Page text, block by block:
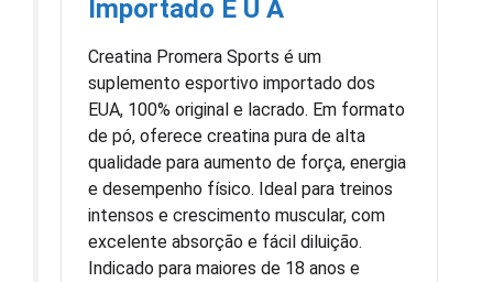
Importado E U A
Creatina Promera Sports é um
suplemento esportivo importado dos
EUA, 100% original e lacrado. Em formato
de pó, oferece creatina pura de alta
qualidade para aumento de força, energia
e desempenho físico. Ideal para treinos
intensos e crescimento muscular, com
excelente absorção e fácil diluição.
Indicado para maiores de 18 anos e